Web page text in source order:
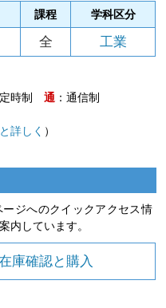
課程 学科区分
全 工業
定時制 通 ：通信制
詳しく ）
ジへのクイックアクセス情
内しています。
庫確認と購入